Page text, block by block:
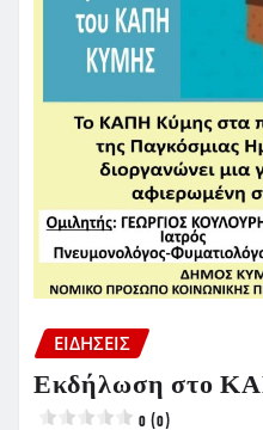
ΕΙΔΗΣΕΙΣ
Εκδήλωση στο
0 (0)